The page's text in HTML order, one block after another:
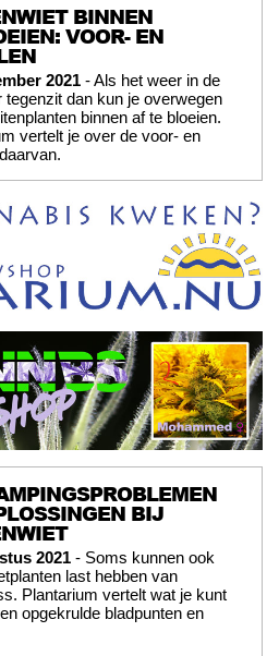
BINNEN
VOOR- EN
2021 - Als het weer in de
tegenzit dan kun je overwegen
binnen af te bloeien.
vertelt je over de voor- en
BIJ
2021 - Soms kunnen ook
last hebben van
Plantarium vertelt wat je kunt
opgekrulde bladpunten en